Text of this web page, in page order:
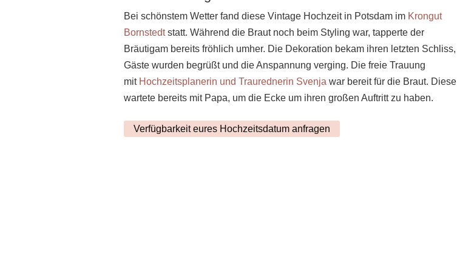
Bei schönstem Wetter fand diese Vintage Hochzeit in Potsdam im Krongut
Bornstedt statt. Während die Braut noch beim Styling war, tapperte der
Bräutigam bereits fröhlich umher. Die Dekoration bekam ihren letzten Schliss,
Gäste wurden begrüßt und die Anspannung verging. Die freie Trauung
mit Hochzeitsplanerin und Traurednerin Svenja war bereit für die Braut. Diese
wartete bereits mit Papa, um die Ecke um ihren großen Auftritt zu haben.
Verfügbarkeit eures Hochzeitsdatum anfragen